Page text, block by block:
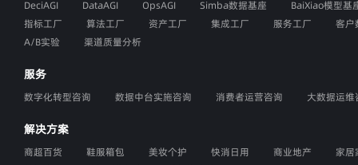
DeciAGI DataAGI OpsAGI Simba数据基座
BaiXiao模型基
指标工厂
算法工厂 资产工厂 集成工厂 服务工厂
客户
A/B实验
渠道质量分析
服务
数字化转型咨询 数据中台实施咨询 消费者运营咨询 大数据运维
解决方案
商超百货 鞋服箱包 美妆个护 快消日用 商业地产
家居